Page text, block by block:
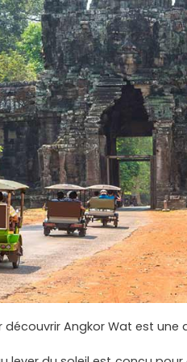
découvrir Angkor Wat est